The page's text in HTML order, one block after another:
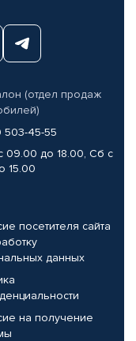
(отдел продаж
503-45-55
09.00 до 18.00, Сб с
15.00
посетителя сайта
данных
на получение